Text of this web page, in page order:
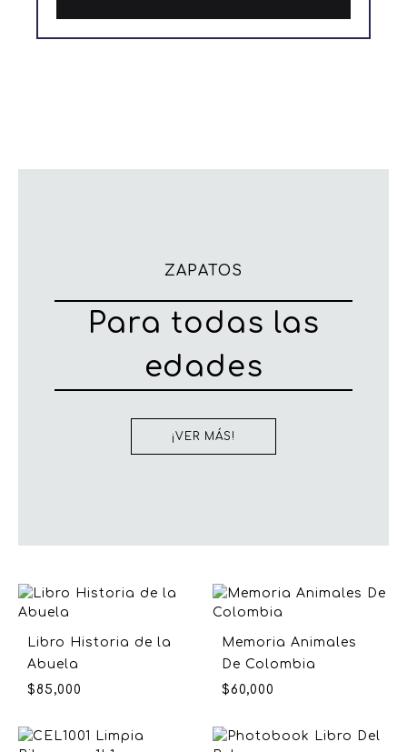
¡QUIERO VERLAS!
ZAPATOS
Para todas las
edades
¡VER MÁS!
Libro Historia de la
Abuela
$85,000
Memoria Animales
De Colombia
$60,000